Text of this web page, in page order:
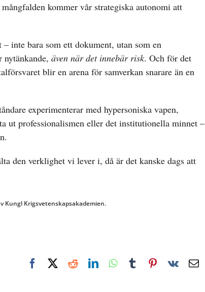
kommer vår strategiska autonomi att
inte bara som ett dokument, utan som en
även när det innebär risk. Och för det
blir en arena för samverkan snarare än en
experimenterar med hypersoniska vapen,
ut professionalismen eller det institutionella minnet –
den verklighet vi lever i, då är det kanske dags att
Kungl Krigsvetenskapsakademien.
FacebookRedditLinkedInWhatsApp
TumblrPinterest
Vk
E-